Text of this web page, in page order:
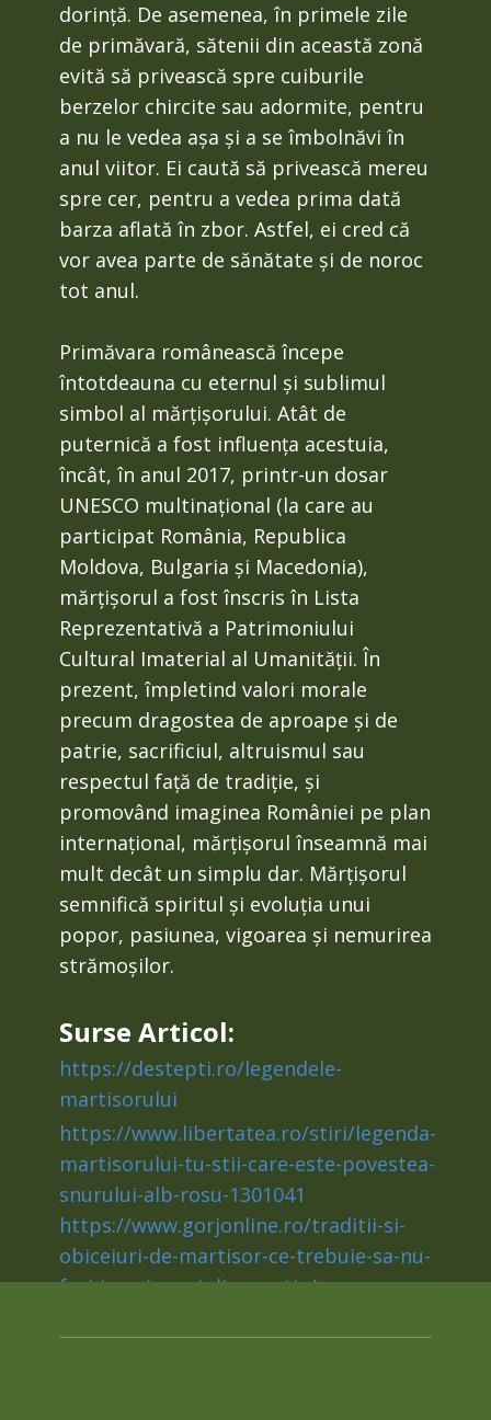
dorință. De asemenea, în primele zile
de primăvară, sătenii din această zonă
evită să privească spre cuiburile
berzelor chircite sau adormite, pentru
a nu le vedea așa și a se îmbolnăvi în
anul viitor. Ei caută să privească mereu
spre cer, pentru a vedea prima dată
barza aflată în zbor. Astfel, ei cred că
vor avea parte de sănătate și de noroc
tot anul.
Primăvara românească începe
întotdeauna cu eternul și sublimul
simbol al mărțișorului. Atât de
puternică a fost influența acestuia,
încât, în anul 2017, printr-un dosar
UNESCO multinațional (la care au
participat România, Republica
Moldova, Bulgaria și Macedonia),
mărțișorul a fost înscris în Lista
Reprezentativă a Patrimoniului
Cultural Imaterial al Umanității. În
prezent, împletind valori morale
precum dragostea de aproape și de
patrie, sacrificiul, altruismul sau
respectul față de tradiție, și
promovând imaginea României pe plan
internațional, mărțișorul înseamnă mai
mult decât un simplu dar. Mărțișorul
semnifică spiritul și evoluția unui
popor, pasiunea, vigoarea și nemurirea
strămoșilor.
Surse Articol:
https://destepti.ro/legendele-
martisorului
https://www.libertatea.ro/stiri/legenda-
martisorului-tu-stii-care-este-povestea-
snurului-alb-rosu-1301041
https://www.gorjonline.ro/traditii-si-
obiceiuri-de-martisor-ce-trebuie-sa-nu-
faci-in-prima-zi-din-martie/